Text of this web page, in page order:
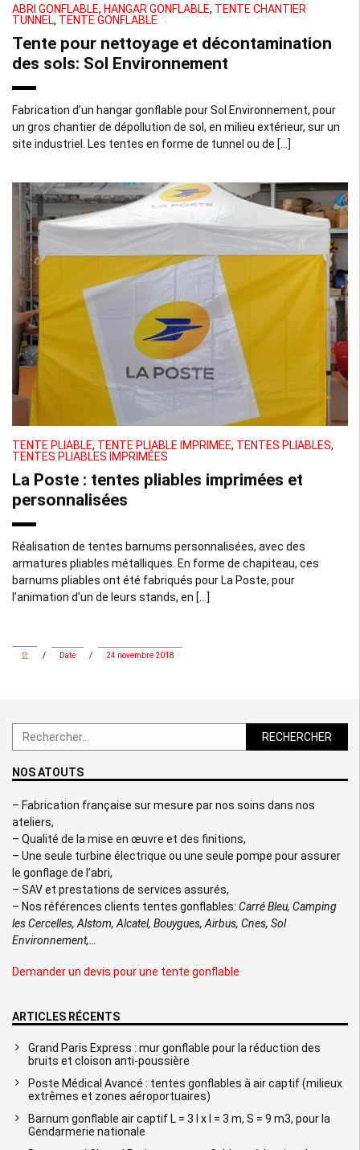
ABRI GONFLABLE, HANGAR GONFLABLE, TENTE CHANTIER
TUNNEL, TENTE GONFLABLE
Tente pour nettoyage et décontamination
des sols: Sol Environnement
Fabrication d’un hangar gonflable pour Sol Environnement, pour
un gros chantier de dépollution de sol, en milieu extérieur, sur un
site industriel. Les tentes en forme de tunnel ou de […]
TENTE PLIABLE, TENTE PLIABLE IMPRIMÉE, TENTES PLIABLES,
TENTES PLIABLES IMPRIMÉES
La Poste : tentes pliables imprimées et
personnalisées
Réalisation de tentes barnums personnalisées, avec des
armatures pliables métalliques. En forme de chapiteau, ces
barnums pliables ont été fabriqués pour La Poste, pour
l’animation d’un de leurs stands, en […]
/ Date / 24 novembre 2018
Rechercher :
NOS ATOUTS
– Fabrication française sur mesure par nos soins dans nos
ateliers,
– Qualité de la mise en œuvre et des finitions,
– Une seule turbine électrique ou une seule pompe pour assurer
le gonflage de l’abri,
– SAV et prestations de services assurés,
– Nos références clients tentes gonflables: Carré Bleu, Camping
les Cercelles, Alstom, Alcatel, Bouygues, Airbus, Cnes, Sol
Environnement,…
Demander un devis pour une tente gonflable
ARTICLES RÉCENTS
Grand Paris Express : mur gonflable pour la réduction des
bruits et cloison anti-poussière
Poste Médical Avancé : tentes gonflables à air captif (milieux
extrêmes et zones aéroportuaires)
Barnum gonflable air captif L = 3 l x l = 3 m, S = 9 m3, pour la
Gendarmerie nationale